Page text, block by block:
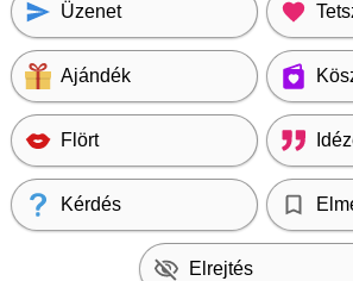
Üzenet
Ajándék
Flört
Kérdés
Elrejtés